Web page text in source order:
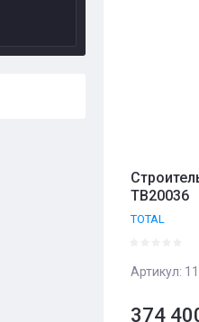
TB20036
TOTAL
Артикул:
374